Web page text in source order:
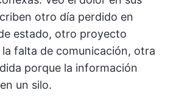
otro día perdido en
estado, otro proyecto
falta de comunicación, otra
porque la información
un silo.